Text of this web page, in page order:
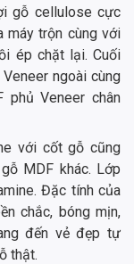
gỗ cellulose cực
máy trộn cùng với
ép chặt lại. Cuối
ngoài cùng
phủ Veneer chân
với cốt gỗ cũng
MDF khác. Lớp
Đặc tính của
chắc, bóng mịn,
đến vẻ đẹp tự
thật.